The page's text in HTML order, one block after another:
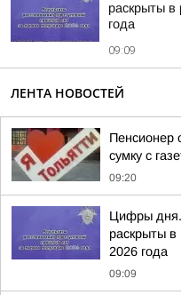
раскрыты в
года
09:09
ЛЕНТА НОВОСТЕЙ
Пенсионер
сумку с
09:20
Цифры дня.
раскрыты в
2026 года
09:09